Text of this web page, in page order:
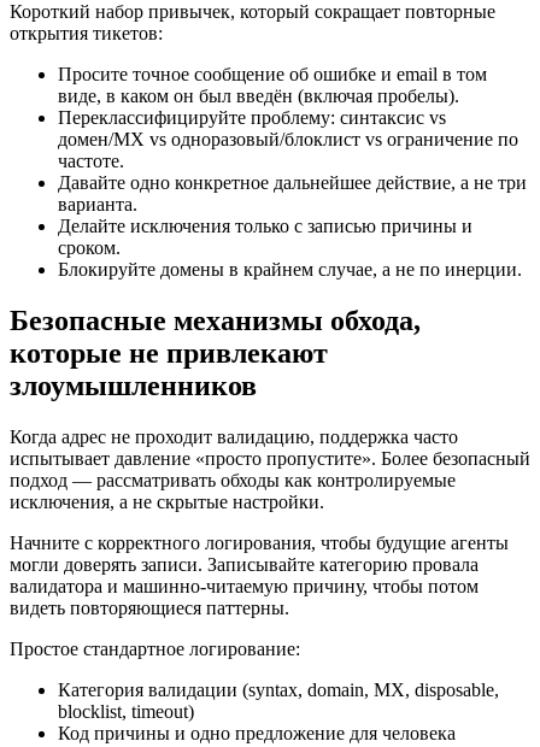
Короткий набор привычек, который сокращает повторные
открытия тикетов:
Просите точное сообщение об ошибке и email в том
виде, в каком он был введён (включая пробелы).
Переклассифицируйте проблему: синтаксис vs
домен/MX vs одноразовый/блоклист vs ограничение по
частоте.
Давайте одно конкретное дальнейшее действие, а не три
варианта.
Делайте исключения только с записью причины и
сроком.
Блокируйте домены в крайнем случае, а не по инерции.
Безопасные механизмы обхода,
которые не привлекают
злоумышленников
Когда адрес не проходит валидацию, поддержка часто
испытывает давление «просто пропустите». Более безопасный
подход — рассматривать обходы как контролируемые
исключения, а не скрытые настройки.
Начните с корректного логирования, чтобы будущие агенты
могли доверять записи. Записывайте категорию провала
валидатора и машинно-читаемую причину, чтобы потом
видеть повторяющиеся паттерны.
Простое стандартное логирование:
Категория валидации (syntax, domain, MX, disposable,
blocklist, timeout)
Код причины и одно предложение для человека